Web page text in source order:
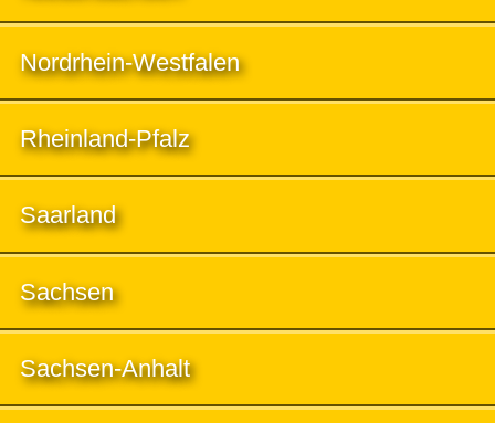
Nordrhein-Westfalen
Rheinland-Pfalz
Saarland
Sachsen
Sachsen-Anhalt